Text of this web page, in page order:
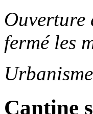
Ouverture
fermé les
Cantine